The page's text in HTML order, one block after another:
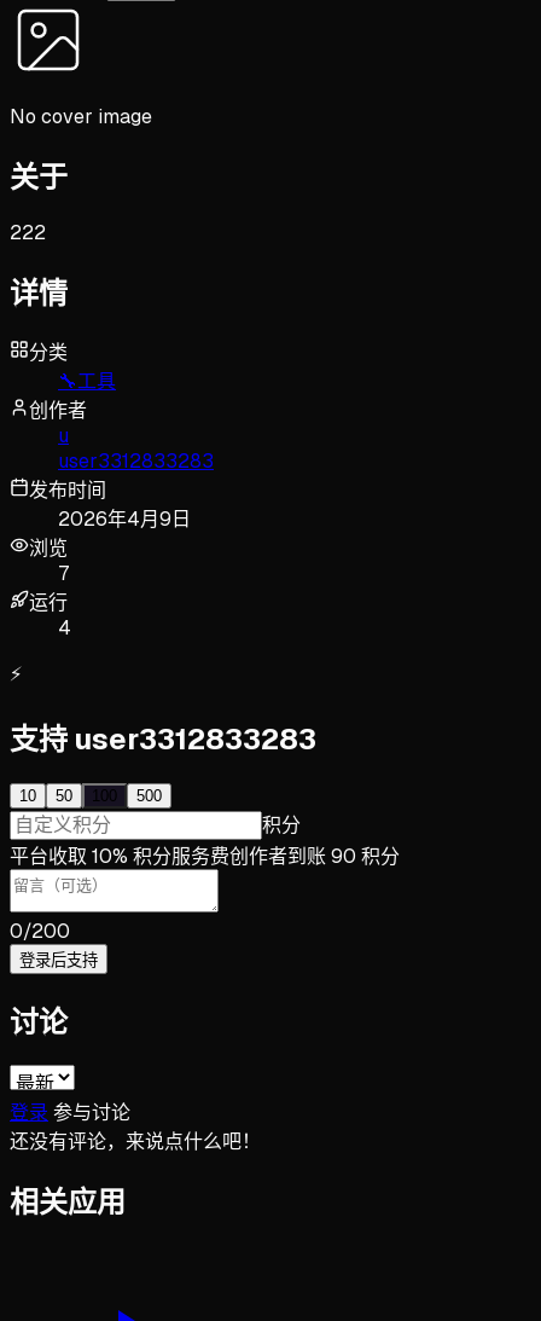
No cover image
关于
222
详情
分类
🔧工具
创作者
u
user3312833283
发布时间
2026年4月9日
浏览
7
运行
4
⚡
支持 user3312833283
10 50 100 500
积分
平台收取 10% 积分服务费创作者到账 90 积分
0/200
登录后支持
讨论
登录 参与讨论
还没有评论，来说点什么吧！
相关应用